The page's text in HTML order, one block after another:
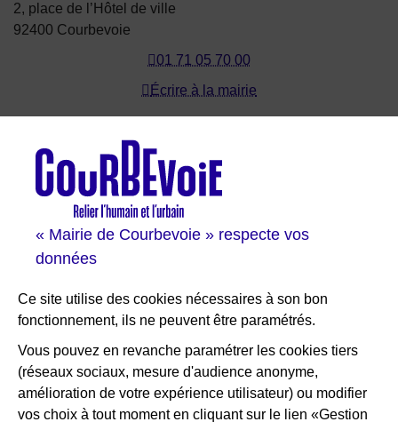
« Mairie de Courbevoie » respecte vos
données
Ce site utilise des cookies nécessaires à son bon
fonctionnement, ils ne peuvent être paramétrés.
Vous pouvez en revanche paramétrer les cookies tiers
(réseaux sociaux, mesure d'audience anonyme,
amélioration de votre expérience utilisateur) ou modifier
vos choix à tout moment en cliquant sur le lien «Gestion
2, place de l’Hôtel de ville
92400 Courbevoie
01 71 05 70 00
Écrire à la mairie
Les sites de Courbevoie
Courbevoie espace famille
Val Courbevoie
Sortir à Courbevoie
Solutions entreprises
Portail des bibliothèques
RESTEZ INFORMÉ